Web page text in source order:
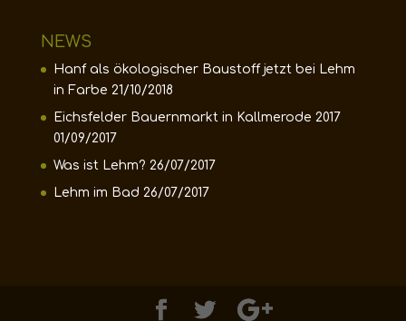
NEWS
Hanf als ökologischer Baustoff jetzt bei Lehm
in Farbe 21/10/2018
Eichsfelder Bauernmarkt in Kallmerode 2017
01/09/2017
Was ist Lehm? 26/07/2017
Lehm im Bad 26/07/2017